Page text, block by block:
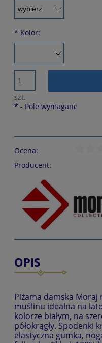
* Kolor:
szt.
* - Pole wymagane
Ocena:
Producent:
OPIS
Piżama damska Moraj
muślinu idealna na
kolorze białym, na
półokrągły. Spodenki
elastyczna gumka,